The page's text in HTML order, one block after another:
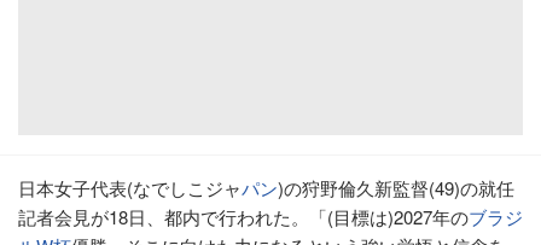
日本女子代表(なでしこジャパン)の狩野倫久新監督(49)の就任
記者会見が18日、都内で行われた。「(目標は)2027年のブラジ